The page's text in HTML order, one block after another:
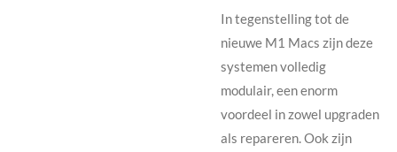
In tegenstelling tot de
nieuwe M1 Macs zijn deze
systemen volledig
modulair, een enorm
voordeel in zowel upgraden
als repareren. Ook zijn